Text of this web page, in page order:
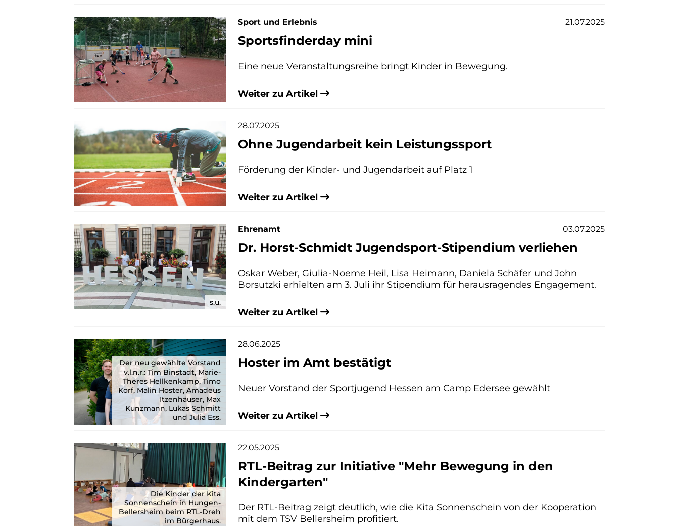
Sport und Erlebnis 21.07.2025
Sportsfinderday mini
Eine neue Veranstaltungsreihe bringt Kinder in Bewegung.
Weiter zu Artikel
28.07.2025
Ohne Jugendarbeit kein Leistungssport
Förderung der Kinder- und Jugendarbeit auf Platz 1
Weiter zu Artikel
Ehrenamt 03.07.2025
Dr. Horst-Schmidt Jugendsport-Stipendium verliehen
s.u.
Oskar Weber, Giulia-Noeme Heil, Lisa Heimann, Daniela Schäfer und John
Borsutzki erhielten am 3. Juli ihr Stipendium für herausragendes Engagement.
Weiter zu Artikel
28.06.2025
Hoster im Amt bestätigt
Der neu gewählte Vorstand
v.l.n.r.: Tim Binstadt, Marie-
Theres Hellkenkamp, Timo
Korf, Malin Hoster, Amadeus
Itzenhäuser, Max
Kunzmann, Lukas Schmitt
und Julia Ess.
Neuer Vorstand der Sportjugend Hessen am Camp Edersee gewählt
Weiter zu Artikel
22.05.2025
RTL-Beitrag zur Initiative "Mehr Bewegung in den
Kindergarten"
Die Kinder der Kita
Sonnenschein in Hungen-
Bellersheim beim RTL-Dreh
im Bürgerhaus.
Der RTL-Beitrag zeigt deutlich, wie die Kita Sonnenschein von der Kooperation
mit dem TSV Bellersheim profitiert.